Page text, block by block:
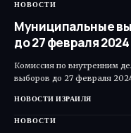
НОВОСТИ
Муниципальные
до 27 февраля 2024
Комиссия по внутренним
выборов до 27 февраля
НОВОСТИ ИЗРАИЛЯ
НОВОСТИ